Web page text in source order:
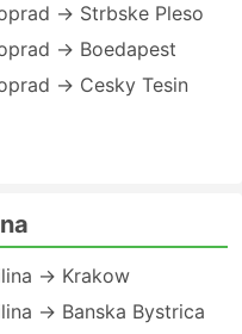
→ Strbske Pleso
→ Boedapest
→ Cesky Tesin
→ Krakow
→ Banska Bystrica